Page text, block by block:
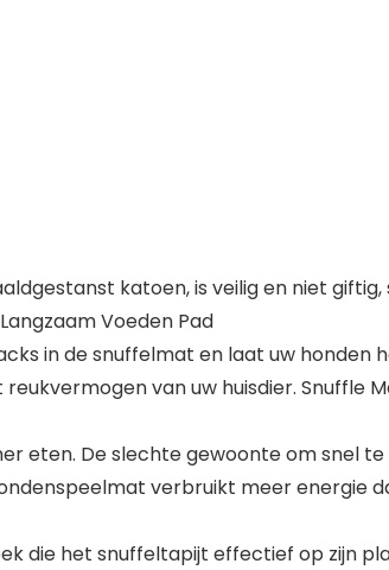
katoen, is veilig en niet giftig,
Voeden Pad
in de snuffelmat en laat uw honden
van uw huisdier. Snuffle
eten. De slechte gewoonte om snel
verbruikt meer energie
die het snuffeltapijt effectief op zijn